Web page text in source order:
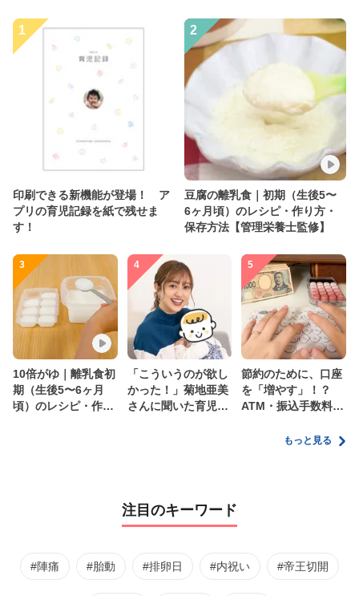
1
印刷できる新機能が登場！ ア
プリの育児記録を紙で残せま
す！
2
豆腐の離乳食｜初期（生後5〜
6ヶ月頃）のレシピ・作り方・
保存方法【管理栄養士監修】
3
10倍がゆ｜離乳食初
期（生後5〜6ヶ月
頃）のレシピ・作り
4
「こういうのが欲し
かった！」菊地亜美
さんに聞いた育児
5
節約のために、口座
を「増やす」！？
ATM・振込手数料の
家計管理術もっと見る
注目のキーワード
#陣痛 #胎動 #排卵日 #内祝い #帝王切開